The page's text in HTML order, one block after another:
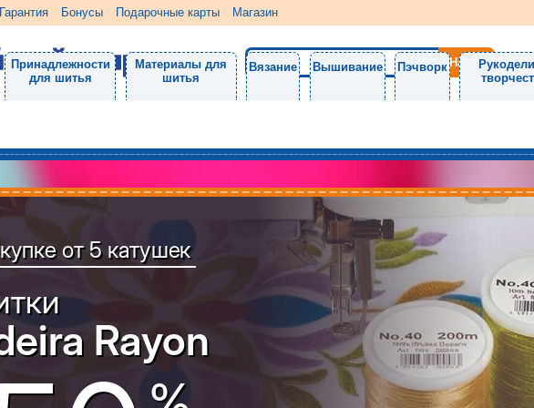
Гарантия Бонусы Подарочные карты Магазин
Принадлежности
для шитья
Материалы для
шитья
Вязание Вышивание Пэчворк